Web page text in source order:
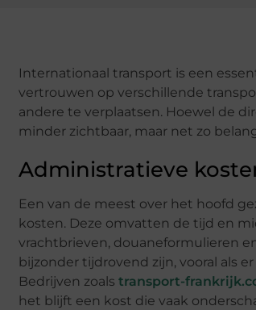
Internationaal transport is een
vertrouwen op verschillende
andere te verplaatsen. Hoewel de
minder zichtbaar, maar net zo
Administratieve
Een van de meest over het hoofd
kosten. Deze omvatten de tijd en
vrachtbrieven, douaneformulieren
bijzonder tijdrovend zijn, vooral als
Bedrijven zoals transport-
het blijft een kost die vaak